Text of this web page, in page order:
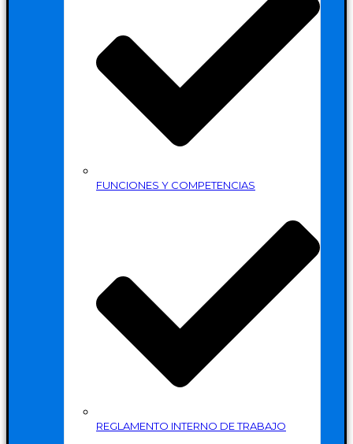
FUNCIONES Y COMPETENCIAS
REGLAMENTO INTERNO DE TRABAJO